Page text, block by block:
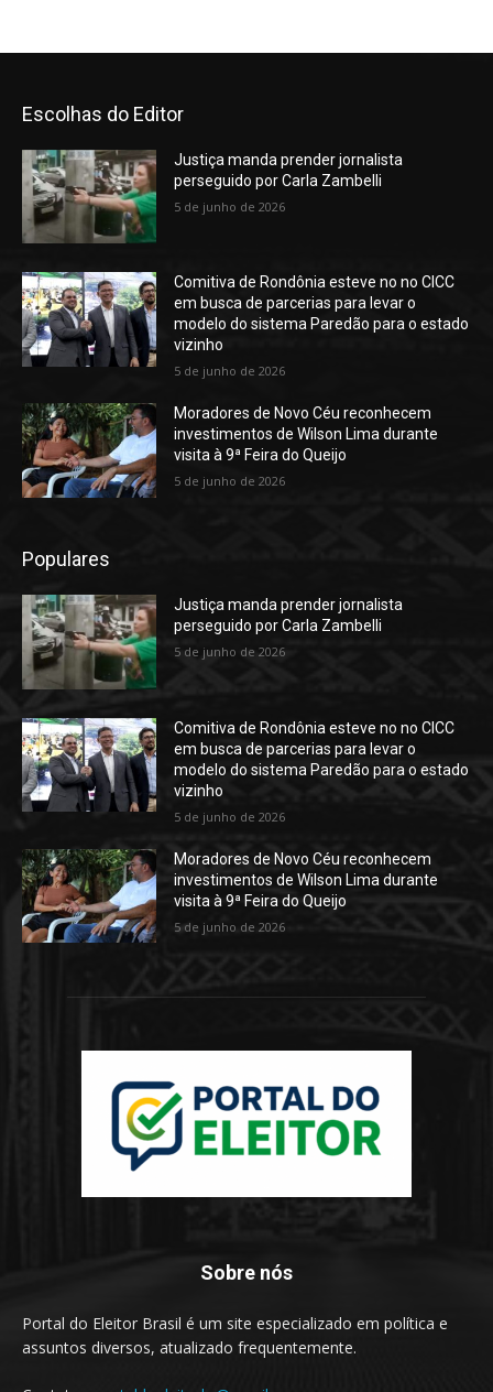
Escolhas do Editor
Justiça manda prender jornalista
perseguido por Carla Zambelli
5 de junho de 2026
Comitiva de Rondônia esteve no no CICC
em busca de parcerias para levar o
modelo do sistema Paredão para o estado
vizinho
5 de junho de 2026
Moradores de Novo Céu reconhecem
investimentos de Wilson Lima durante
visita à 9ª Feira do Queijo
5 de junho de 2026
Populares
Justiça manda prender jornalista
perseguido por Carla Zambelli
5 de junho de 2026
Comitiva de Rondônia esteve no no CICC
em busca de parcerias para levar o
modelo do sistema Paredão para o estado
vizinho
5 de junho de 2026
Moradores de Novo Céu reconhecem
investimentos de Wilson Lima durante
visita à 9ª Feira do Queijo
5 de junho de 2026
Sobre nós
Portal do Eleitor Brasil é um site especializado em política e
assuntos diversos, atualizado frequentemente.